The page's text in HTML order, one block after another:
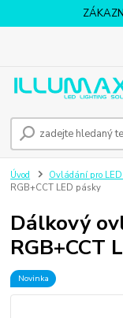
Úvod Ovládání pro
RGB+CCT LED pásky
Dálkový
RGB+CCT
Novinka